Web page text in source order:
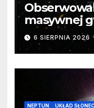
masywnej
samego
cenne dane
6 SIERPNIA 2026
NEPTUN UKŁAD